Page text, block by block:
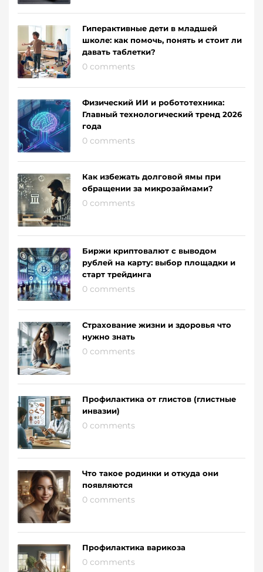
Гиперактивные дети в младшей
школе: как помочь, понять и стоит ли
давать таблетки?
0 comments
Физический ИИ и робототехника:
Главный технологический тренд 2026
года
0 comments
Как избежать долговой ямы при
обращении за микрозаймами?
0 comments
Биржи криптовалют с выводом
рублей на карту: выбор площадки и
старт трейдинга
0 comments
Страхование жизни и здоровья что
нужно знать
0 comments
Профилактика от глистов (глистные
инвазии)
0 comments
Что такое родинки и откуда они
появляются
0 comments
Профилактика варикоза
0 comments